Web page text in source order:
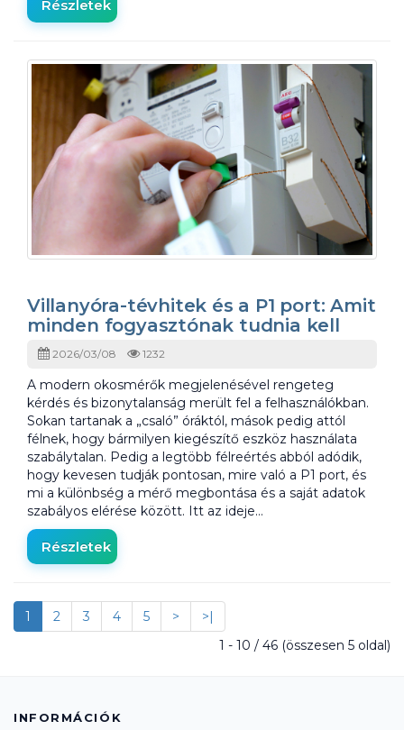
Részletek
Villanyóra-tévhitek és a P1 port: Amit
minden fogyasztónak tudnia kell
2026/03/08 1232
A modern okosmérők megjelenésével rengeteg
kérdés és bizonytalanság merült fel a felhasználókban.
Sokan tartanak a „csaló” óráktól, mások pedig attól
félnek, hogy bármilyen kiegészítő eszköz használata
szabálytalan. Pedig a legtöbb félreértés abból adódik,
hogy kevesen tudják pontosan, mire való a P1 port, és
mi a különbség a mérő megbontása és a saját adatok
szabályos elérése között. Itt az ideje…
Részletek
1 2 3 4 5 >
>|
1 - 10 / 46 (összesen 5 oldal)
INFORMÁCIÓK